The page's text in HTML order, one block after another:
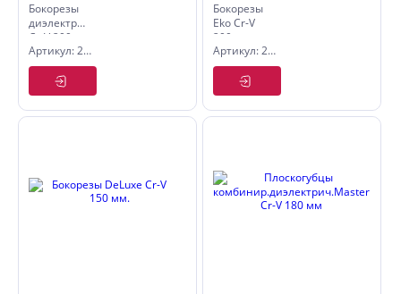
Бокорезы
диэлектрич.Master
Cr-V 200
мм
Артикул: 2581220
Бокорезы
Eko Cr-V
200 мм.
Артикул: 2581120